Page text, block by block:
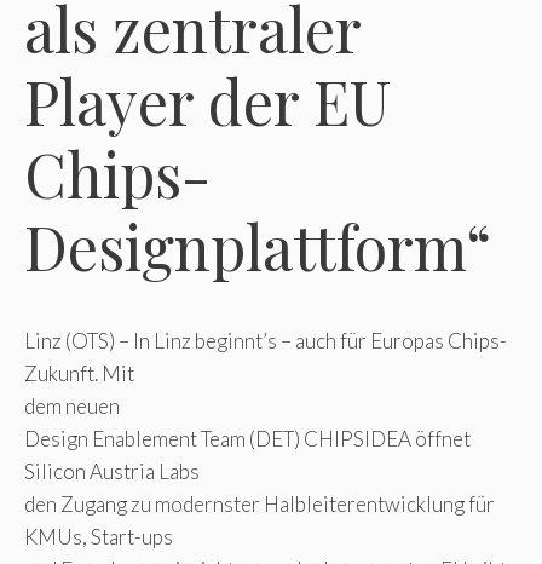
als zentraler
Player der EU
Chips-
Designplattform“
Linz (OTS) – In Linz beginnt’s – auch für Europas Chips-
Zukunft. Mit
dem neuen
Design Enablement Team (DET) CHIPSIDEA öffnet
Silicon Austria Labs
den Zugang zu modernster Halbleiterentwicklung für
KMUs, Start-ups